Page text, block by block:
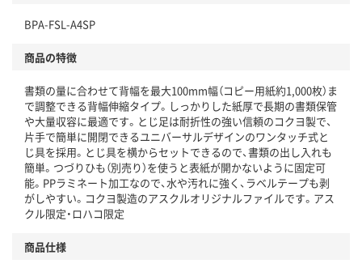
仕組
この商品の環境配慮ポイントです。下記商品詳細「
アスクル商品環境スコア詳細／加点項目
」で確認できます。
BPA-FSL-A4SP
商品の特徴
書類の量に合わせて背幅を最大100mm幅（コピー用紙約1,000枚）ま
で調整できる背幅伸縮タイプ。しっかりした紙厚で長期の書類保管
や大量収容に最適です。とじ足は耐折性の強い信頼のコクヨ製で、
片手で簡単に開閉できるユニバーサルデザインのワンタッチ式と
じ具を採用。とじ具を横からセットできるので、書類の出し入れも
簡単。つづりひも（別売り）を使うと表紙が開かないように固定可
能。PPラミネート加工なので、水や汚れに強く、ラベルテープも剥
がしやすい。コクヨ製造のアスクルオリジナルファイルです。アス
クル限定・ロハコ限定
商品仕様